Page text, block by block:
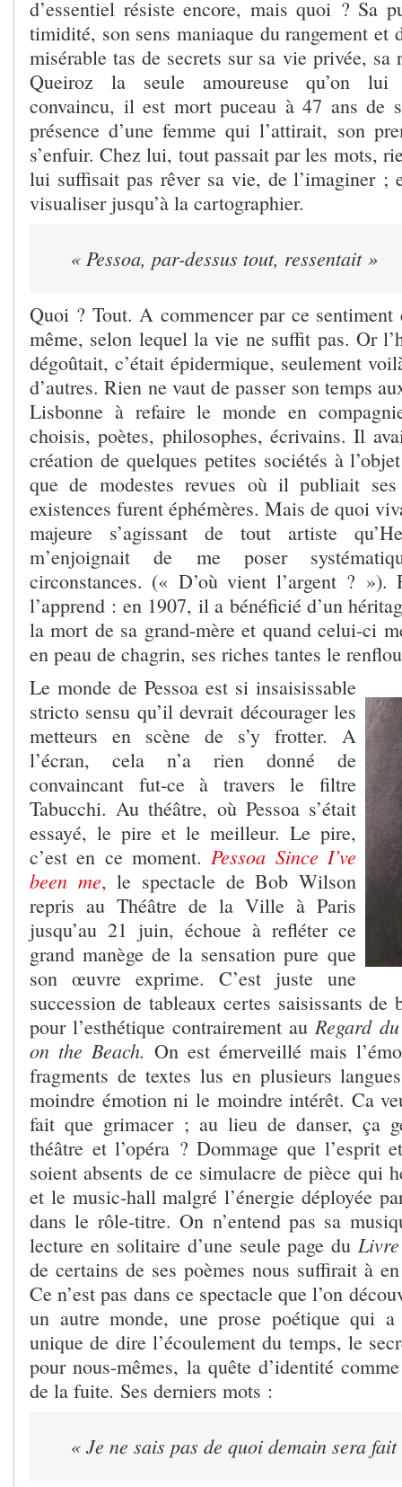
d’essentiel résiste encore, mais quoi ? Sa
timidité, son sens maniaque du rangement et
misérable tas de secrets sur sa vie privée, sa
Queiroz la seule amoureuse qu’on lui
convaincu, il est mort puceau à 47 ans de
présence d’une femme qui l’attirait, son
s’enfuir. Chez lui, tout passait par les mots,
lui suffisait pas rêver sa vie, de l’imaginer
visualiser jusqu’à la cartographier.
« Pessoa, par-dessus tout, ressentait »
Quoi ? Tout. A commencer par ce sentiment
même, selon lequel la vie ne suffit pas. Or
dégoûtait, c’était épidermique, seulement
d’autres. Rien ne vaut de passer son temps
Lisbonne à refaire le monde en
choisis, poètes, philosophes, écrivains. Il
création de quelques petites sociétés à
que de modestes revues où il publiait
existences furent éphémères. Mais de quoi
majeure s’agissant de tout artiste
m’enjoignait de me poser
circonstances. (« D’où vient l’argent ? »).
l’apprend : en 1907, il a bénéficié d’un
la mort de sa grand-mère et quand celui-ci
en peau de chagrin, ses riches tantes le
Le monde de Pessoa est si insaisissable
stricto sensu qu’il devrait décourager les
metteurs en scène de s’y frotter. A
l’écran, cela n’a rien donné de
convaincant fut-ce à travers le filtre
Tabucchi. Au théâtre, où Pessoa s’était
essayé, le pire et le meilleur. Le pire,
c’est en ce moment.Pessoa Since I’ve
been me, le spectacle de Bob Wilson
repris au Théâtre de la Ville à Paris
jusqu’au 21 juin, échoue à refléter ce
grand manège de la sensation pure que
son œuvre exprime. C’est juste une
succession de tableaux certes saisissants de
pour l’esthétique contrairement auRegard
on the Beach. On est émerveillé mais
fragments de textes lus en plusieurs
moindre émotion ni le moindre intérêt. Ca
fait que grimacer ; au lieu de danser, ça
théâtre et l’opéra ? Dommage que l’esprit
soient absents de ce simulacre de pièce qui
et le music-hall malgré l’énergie déployée
dans le rôle-titre. On n’entend pas sa
lecture en solitaire d’une seule page du
de certains de ses poèmes nous suffirait à
Ce n’est pas dans ce spectacle que l’on
un autre monde, une prose poétique qui a
unique de dire l’écoulement du temps, le
pour nous-mêmes, la quête d’identité
de la fuite. Ses derniers mots :
« Je ne sais pas de quoi demain sera